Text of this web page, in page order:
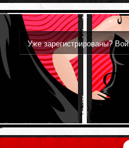
Уже зарегистрированы?